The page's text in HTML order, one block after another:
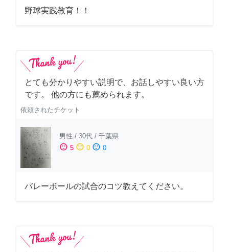
野球実践教育！！
とても分かりやすい説明で、お話しやすい良い方
です。 他の方にも薦められます。
依頼されたチケット
男性 / 30代 / 千葉県
sentiment_satisfied 5 sentiment_neutral 0 sentiment_dissatisfied 0
バレーボールの試合のコツ教えてください。